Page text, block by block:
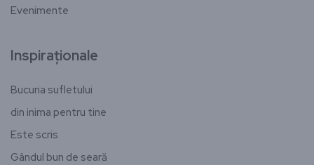
Evenimente
Inspiraționale
Bucuria sufletului
din inima pentru tine
Este scris
Gândul bun de seară